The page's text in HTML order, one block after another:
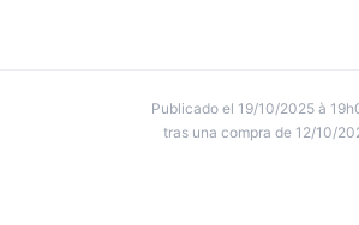
Publicado el 19/10/2025 à
tras una compra de 12/10/